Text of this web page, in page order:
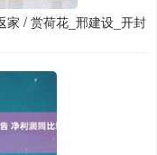
家 / 赏荷花_邢建设_开封